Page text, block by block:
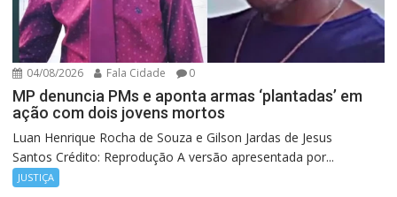
04/08/2026 Fala Cidade 0
MP denuncia PMs e aponta armas ‘plantadas’ em
ação com dois jovens mortos
Luan Henrique Rocha de Souza e Gilson Jardas de Jesus
Santos Crédito: Reprodução A versão apresentada por...
JUSTIÇA